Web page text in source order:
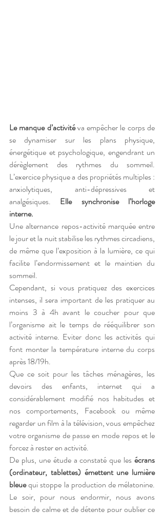
Le manque d’activité va empêcher le corps de
se dynamiser sur les plans physique,
énergétique et psychologique, engendrant un
dérèglement des rythmes du sommeil.
L’exercice physique a des propriétés multiples :
anxiolytiques, anti-dépressives et
analgésiques. Elle synchronise l’horloge
interne.
Une alternance repos-activité marquée entre
le jour et la nuit stabilise les rythmes circadiens,
de même que l’exposition à la lumière, ce qui
facilite l’endormissement et le maintien du
sommeil.
Cependant, si vous pratiquez des exercices
intenses, il sera important de les pratiquer au
moins 3 à 4h avant le coucher pour que
l’organisme ait le temps de rééquilibrer son
activité interne. Eviter donc les activités qui
font monter la température interne du corps
après 18/19h.
Que ce soit pour les tâches ménagères, les
devoirs des enfants, internet qui a
considérablement modifié nos habitudes et
nos comportements, Facebook ou même
regarder un film à la télévision, vous empêchez
votre organisme de passe en mode repos et le
forcez à rester en activité.
De plus, une étude a constaté que les écrans
(ordinateur, tablettes) émettent une lumière
bleue qui stoppe la production de mélatonine.
Le soir, pour nous endormir, nous avons
besoin de calme et de détente pour oublier ce